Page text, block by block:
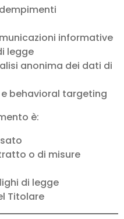
informative
legge
anonima dei dati di
behavioral targeting
è:
o di misure
di legge
Titolare